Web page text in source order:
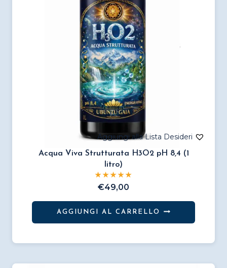
Acqua Viva Strutturata H3O2 pH 8,4 (1
litro)
€49,00
AGGIUNGI AL CARRELLO